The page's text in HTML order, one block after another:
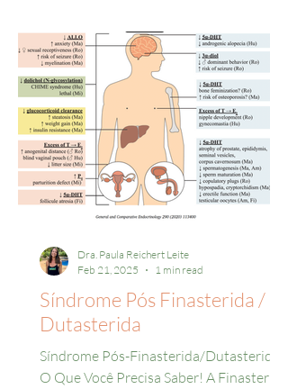
Síndrome Pós Finasterida /
Dutasterida
Síndrome Pós-Finasterida/Dutasterida:
O Que Você Precisa Saber! A Finasterida
Dra. Paula Reichert Leite
Feb 21, 2025
1 min read